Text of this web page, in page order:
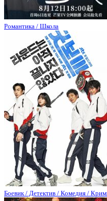
Романтика / Школа
Боевик / Детектив / Комедия /